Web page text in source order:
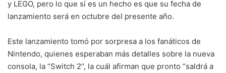
y LEGO, pero lo que sí es un hecho es que su fecha de
lanzamiento será en octubre del presente año.
Este lanzamiento tomó por sorpresa a los fanáticos de
Nintendo, quienes esperaban más detalles sobre la nueva
consola, la “Switch 2”, la cuál afirman que pronto “saldrá a